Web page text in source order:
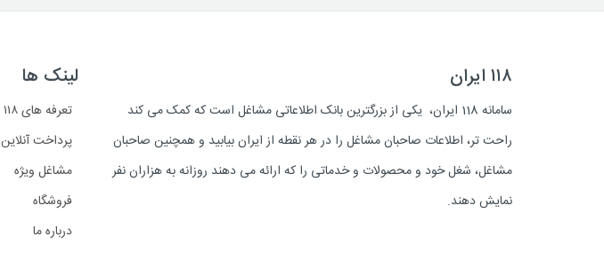
۱۱۸ ایران
سامانه 118 ایران، یکی از بزرگترین بانک اطلاعاتی مشاغل است که کمک می کند
راحت تر، اطلاعات صاحبان مشاغل را در هر نقطه از ایران بیابید و همچنین صاحبان
مشاغل، شغل خود و محصولات و خدماتی را که ارائه می دهند روزانه به هزاران نفر
نمایش دهند.
لینک ها
تعرفه های ۱۱۸ ایران
پرداخت آنلاین
مشاغل ویژه
فروشگاه
درباره ما